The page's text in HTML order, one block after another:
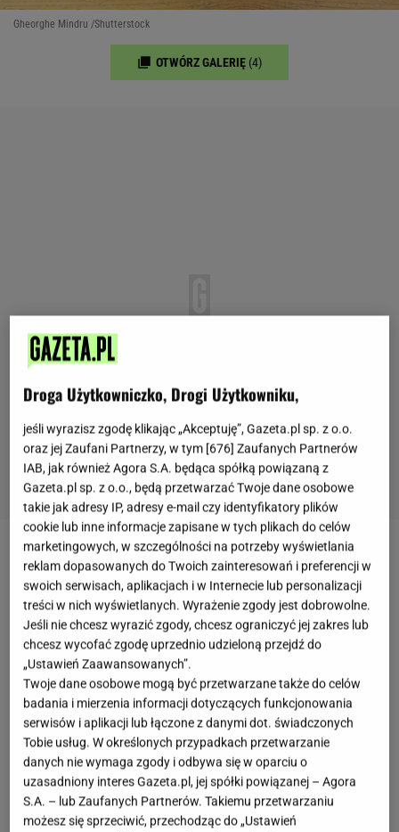
Gheorghe Mindru /Shutterstock
OTWÓRZ GALERIĘ (4)
Jak zrobić kiełbasę w słoiku, żeby smakowała jak ta,
którą robili dawniej nasi dziadkowie? Nie będzie
kłamstwem stwierdzenie, że to naprawdę bardzo
łatwyprzepisi poradzą sobie z nim nawet ci, którzy
mają zerowe doświadczenie, jeśli chodzi o
przygotowywanie konserw.Kluczem jest oczywiście
mięso - musi być bardzo świeże, najlepiej prosto od
rzeźnika. Ważne są także proporcje -ok. 70-60
procent musi być mięsa chudszego (ale nie całkiem
chudego), natomiast resztę powinno stanowić
mięso tłuste, na przykład boczek. No iprzyprawy
Droga Użytkowniczko, Drogi Użytkowniku,
jeśli wyrazisz zgodę klikając „Akceptuję”, Gazeta.pl sp. z o.o.
oraz jej Zaufani Partnerzy, w tym [676] Zaufanych Partnerów
IAB, jak również Agora S.A. będąca spółką powiązaną z
Gazeta.pl sp. z o.o., będą przetwarzać Twoje dane osobowe
takie jak adresy IP, adresy e-mail czy identyfikatory plików
cookie lub inne informacje zapisane w tych plikach do celów
marketingowych, w szczególności na potrzeby wyświetlania
reklam dopasowanych do Twoich zainteresowań i preferencji w
swoich serwisach, aplikacjach i w Internecie lub personalizacji
treści w nich wyświetlanych. Wyrażenie zgody jest dobrowolne.
Jeśli nie chcesz wyrazić zgody, chcesz ograniczyć jej zakres lub
chcesz wycofać zgodę uprzednio udzieloną przejdź do
„Ustawień Zaawansowanych”.
Twoje dane osobowe mogą być przetwarzane także do celów
badania i mierzenia informacji dotyczących funkcjonowania
serwisów i aplikacji lub łączone z danymi dot. świadczonych
Tobie usług. W określonych przypadkach przetwarzanie
danych nie wymaga zgody i odbywa się w oparciu o
uzasadniony interes Gazeta.pl, jej spółki powiązanej – Agora
S.A. – lub Zaufanych Partnerów. Takiemu przetwarzaniu
możesz się sprzeciwić, przechodząc do „Ustawień